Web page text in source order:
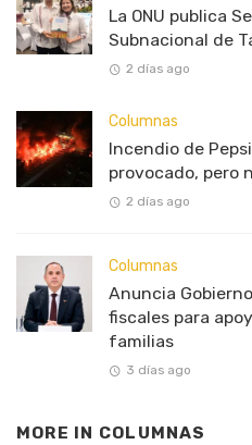
La ONU publica
Subnacional de
2 días ago
Columnas
Incendio de
provocado, pero
2 días ago
Columnas
Anuncia
fiscales para
familias
3 días ago
MORE IN COLUMNAS